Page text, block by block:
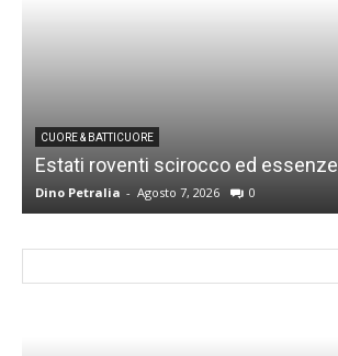
CUORE & BATTICUORE
Estati roventi scirocco ed essenze
Dino Petralia - Agosto 7, 2026 0